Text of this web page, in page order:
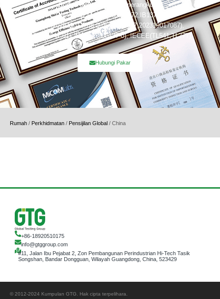
Bobies akreditasi yang merangkumi:
CNAS(L6214,L13753,L18872,IB1376),
CMA(201819013768,202019014977,202319017087),
A2LA(6947.01), NVLAP(600177-0), IECEE(TL541,TL777)
Hubungi Pakar
Rumah / Perkhidmatan / Pensijilan Global / China
+86-18920510175
info@gtggroup.com
#11, Jalan Ibu Pejabat 2, Zon Pembangunan Perindustrian Hi-Tech Tasik
Songshan, Bandar Dongguan, Wilayah Guangdong, China, 523429
© 2012-2024 Kumpulan GTG. Hak cipta terpelihara.